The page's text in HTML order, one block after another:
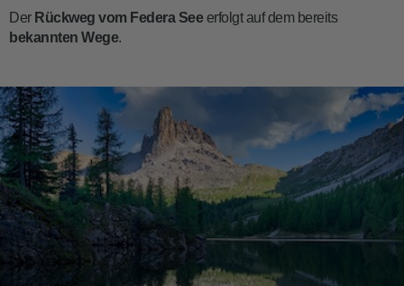
Der Rückweg vom Federa Seeerfolgt auf dem bereits
bekannten Wege.